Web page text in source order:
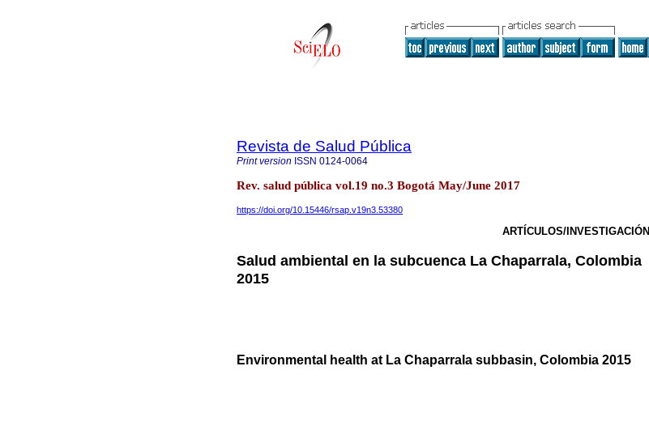
Revista de Salud Pública
Print version ISSN 0124-0064
Rev. salud pública vol.19 no.3 Bogotá May/June 2017
https://doi.org/10.15446/rsap.v19n3.53380
ARTÍCULOS/INVESTIGACIÓN
Salud ambiental en la subcuenca La Chaparrala, Colombia
2015
Environmental health at La Chaparrala subbasin, Colombia 2015